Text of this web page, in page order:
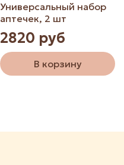
Универсальный набор
аптечек, 2 шт
2820 руб
В корзину